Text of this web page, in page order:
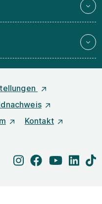
Kontakt
instagram
facebookyoutube